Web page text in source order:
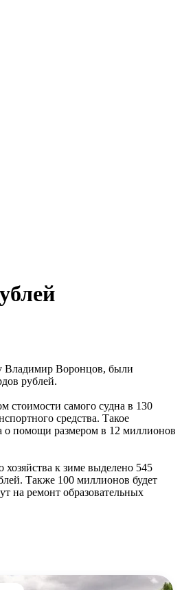
Владимир Воронцов, были
рублей.
стоимости самого судна в 130
средства. Такое
о помощи размером в 12 миллионов
к зиме выделено 545
Также 100 миллионов будет
на ремонт образовательных